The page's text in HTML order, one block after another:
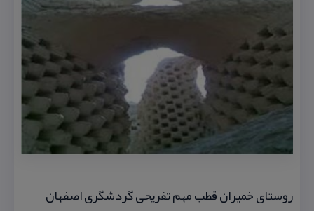
روستای خمیران قطب مهم تفریحی گردشگری اصفهان